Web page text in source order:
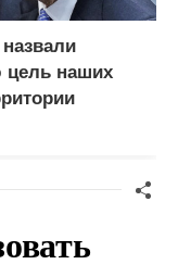
цель наших